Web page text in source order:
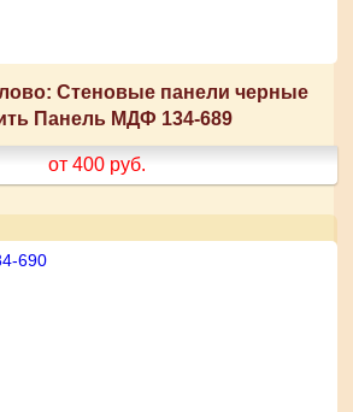
Стеновые панели черные
Панель МДФ 134-689
от 400 руб.